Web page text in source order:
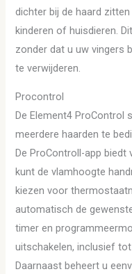
dichter bij de haard
kinderen of huisdieren.
zonder dat u uw vingers
te verwijderen.
Procontrol
De Element4
meerdere haarden te
De ProControll-app biedt
kunt de vlamhoogte
kiezen voor
automatisch de
timer en
uitschakelen, inclusief
Daarnaast beheert u